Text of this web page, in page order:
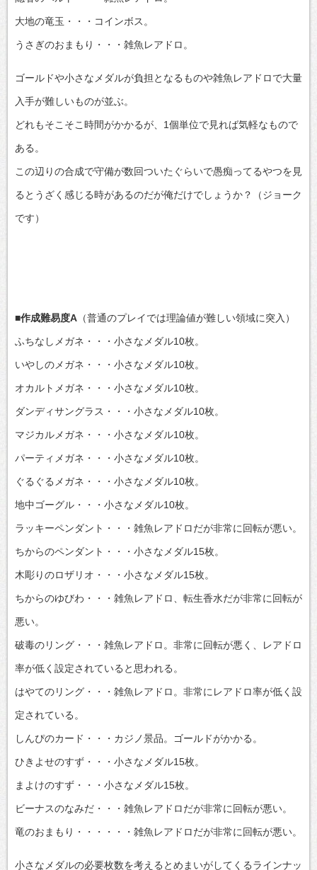
大地の竜玉・・・コインボス。
うさぎのおまもり・・・雑魚レアドロ。
ゴールドや小さなメダルが負担となるものや雑魚レアドロで大量
入手が難しいものが並ぶ。
どれもそこそこ時間がかかるが、1個単位で見れば気軽なもので
ある。
この辺りの合成で守備が数回ついたぐらいで愚痴ってるやつを見
るとうざく感じる時があるのだが俺だけでしょうか？（ジョーク
です）
■作成難易度A （普通のプレイでは理論値が難しい領域に突入）
ふちなしメガネ・・・小さなメダル10枚。
いやしのメガネ・・・小さなメダル10枚。
オカルトメガネ・・・小さなメダル10枚。
ダンディサングラス・・・小さなメダル10枚。
マジカルメガネ・・・小さなメダル10枚。
パーティメガネ・・・小さなメダル10枚。
ぐるぐるメガネ・・・小さなメダル10枚。
地中ゴーグル・・・小さなメダル10枚。
ラッキーペンダント・・・雑魚レアドロだが非常に回転が悪い。
ちからのペンダント・・・小さなメダル15枚。
木彫りのロザリオ・・・小さなメダル15枚。
ちからのゆびわ・・・雑魚レアドロ、転生香水だが非常に回転が
悪い。
破毒のリング・・・雑魚レアドロ。非常に回転が悪く、レアドロ
率が低く設定されていると思われる。
はやてのリング・・・雑魚レアドロ。非常にレアドロ率が低く設
定されている。
しんぴのカード・・・カジノ景品。ゴールドがかかる。
ひきよせのすず・・・小さなメダル15枚。
まよけのすず・・・小さなメダル15枚。
ビーナスのなみだ・・・雑魚レアドロだが非常に回転が悪い。
竜のおまもり・・・・・・雑魚レアドロだが非常に回転が悪い。
小さなメダルの必要枚数を考えるとめまいがしてくるラインナッ